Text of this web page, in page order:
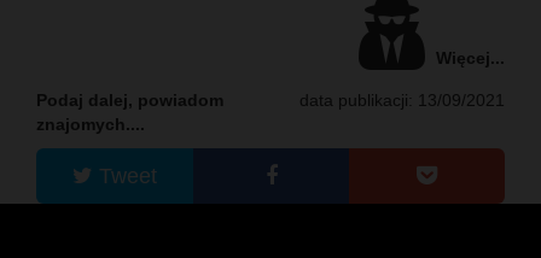
Więcej...
data publikacji: 13/09/2021
Podaj dalej, powiadom
znajomych....
Tweet